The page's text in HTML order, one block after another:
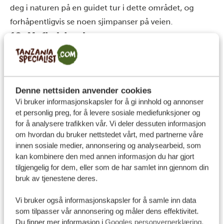
Denne nettsiden anvender cookies
Vi bruker informasjonskapsler for å gi innhold og annonser
et personlig preg, for å levere sosiale mediefunksjoner og
for å analysere trafikken vår. Vi deler dessuten informasjon
om hvordan du bruker nettstedet vårt, med partnerne våre
innen sosiale medier, annonsering og analysearbeid, som
kan kombinere den med annen informasjon du har gjort
tilgjengelig for dem, eller som de har samlet inn gjennom din
bruk av tjenestene deres.
Vi bruker også informasjonskapsler for å samle inn data
som tilpasser vår annonsering og måler dens effektivitet.
Du finner mer informasjon i Googles personvernerklæring.
deg i naturen på en guidet tur i dette området, og
forhåpentligvis se noen sjimpanser på veien.
12. Mafia Island
Mange anser Mafia Island for å være et skritt tilbake i
tid. Selv da Tanzania var i ferd med å bli et turistmål,
forble Mafia Island uberørt, og det er derfor den
fortsatt er så vakker i dag.
Hvis du liker å dykke eller snorkle, må du ta turen til
Mafia Island i løpet av ferien. Her er det mange
forskjellige fiskesorter og korallhager.
Perfekt for alle som liker å tilbringe tid med å utforske
vannet. Mafia Island har også en hvalhai-sesong, så det
er et flott sted å dykke med hvalhaier hvis dette er noe
13. Pemba Island
Strendene på Zanzibar er noen av de vakreste i verden,